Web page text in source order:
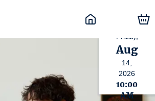
Aug
14,
2026
10:00
AM